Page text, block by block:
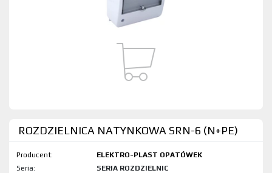
ROZDZIELNICA NATYNKOWA SRN-6 (N+PE)
Producent:
ELEKTRO-PLAST OPATÓWEK
Seria:
SERIA ROZDZIELNIC